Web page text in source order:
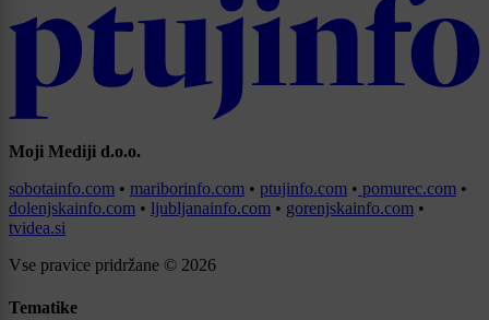
Moji Mediji d.o.o.
sobotainfo.com • mariborinfo.com • ptujinfo.com • pomurec.com •
dolenjskainfo.com • ljubljanainfo.com • gorenjskainfo.com •
tvidea.si
Vse pravice pridržane © 2026
Tematike